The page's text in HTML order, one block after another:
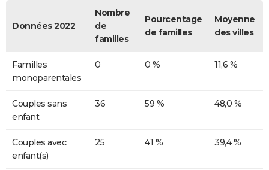
Données 2022
Nombre
de
familles
Pourcentage
de familles
Moyenne
des villes
Familles
monoparentales
0 0 % 11,6 %
Couples sans
enfant
36 59 % 48,0 %
Couples avec
enfant(s)
25 41 % 39,4 %